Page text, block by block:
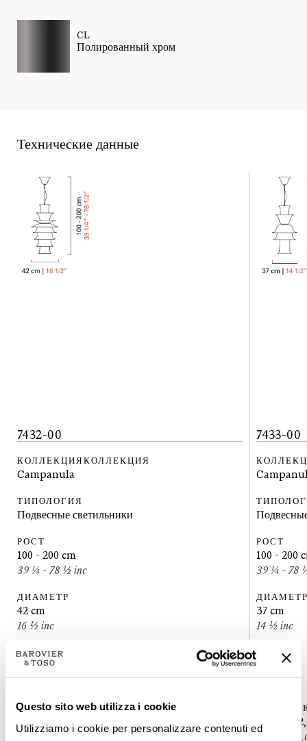
Questo sito web utilizza i cookie
Utilizziamo i cookie per personalizzare contenuti ed
CL
Полированный хром
Технические данные
7432-00
КОЛЛЕКЦИЯКОЛЛЕКЦИЯ
Campanula
ТИПОЛОГИЯ
Подвесные светильники
РОСТ
100 - 200 cm
39 ¼ - 78 ½ inc
ДИАМЕТР
42 cm
16 ½ inc
МАССА
16 kg
35lbs
ЛАМПОЧКИ
1 Led x 12,6W - диммируемый - в комплекте
1 Led x 12,6W - dimmable - included
7433-00
РОСТ
100 - 200
39 ¼ - 78
37cm
14 ½inc
МАССА
22lbs
1 Led x
1 Led x